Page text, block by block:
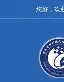
您好，欢